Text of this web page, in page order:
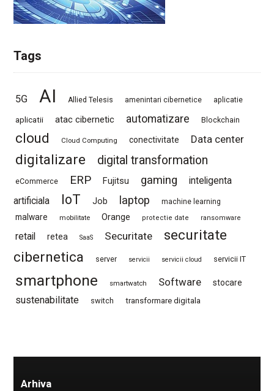
Tags
5G AI Allied Telesis amenintari cibernetice aplicatie
aplicatii atac cibernetic automatizare Blockchain
cloud Cloud Computing conectivitate Data center
digitalizare digital transformation
eCommerce ERP Fujitsu gaming
inteligenta
artificiala
IoT Job laptop machine learning
malware mobilitate Orange protectie date ransomware
retail retea SaaS Securitate
securitate
cibernetica
server servicii servicii cloud servicii IT
smartphone smartwatch Software stocare
sustenabilitate switch transformare digitala
Arhiva